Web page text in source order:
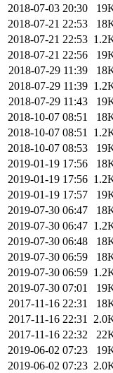
2018-07-03 20:30
2018-07-21 22:53
2018-07-21 22:53
2018-07-21 22:56
2018-07-29 11:39
2018-07-29 11:39
2018-07-29 11:43
2018-10-07 08:51
2018-10-07 08:51
2018-10-07 08:53
2019-01-19 17:56
2019-01-19 17:56
2019-01-19 17:57
2019-07-30 06:47
2019-07-30 06:47
2019-07-30 06:48
2019-07-30 06:59
2019-07-30 06:59
2019-07-30 07:01
2017-11-16 22:31
2017-11-16 22:31
2017-11-16 22:32
2019-06-02 07:23
2019-06-02 07:23